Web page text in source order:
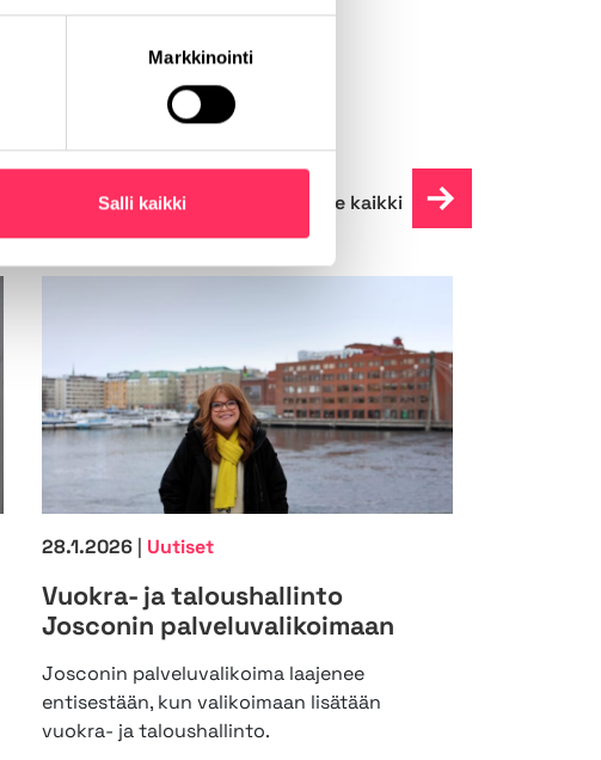
Markkinointi
Salli kaikki Lue kaikki
28.1.2026 Uutiset
Vuokra- ja taloushallinto
Josconin palveluvalikoimaan
Josconin palveluvalikoima laajenee
entisestään, kun valikoimaan lisätään
vuokra- ja taloushallinto.